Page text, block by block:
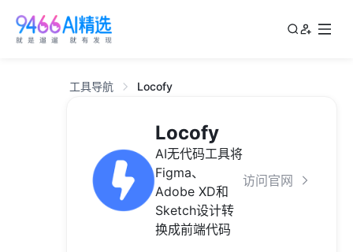
工具导航 Locofy
Locofy
AI无代码工具将
Figma、
Adobe XD和
Sketch设计转
换成前端代码
访问官网